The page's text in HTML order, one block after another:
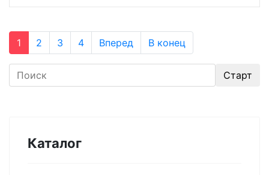
1 2 3 4 Вперед В конец
Каталог